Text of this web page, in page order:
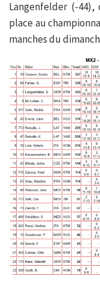
Langenfelder (-
place au
manches du